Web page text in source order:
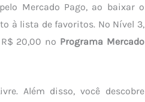
Mercado Pago, ao baixar o
à lista de favoritos. No Nível 3,
20,00 no Programa Mercado
Além disso, você descobre